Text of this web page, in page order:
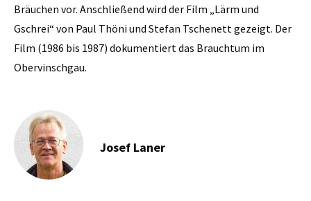
Bräuchen vor. Anschließend wird der Film „Lärm und
Gschrei“ von Paul Thöni und Stefan Tschenett gezeigt. Der
Film (1986 bis 1987) dokumentiert das Brauchtum im
Obervinschgau.
Josef Laner